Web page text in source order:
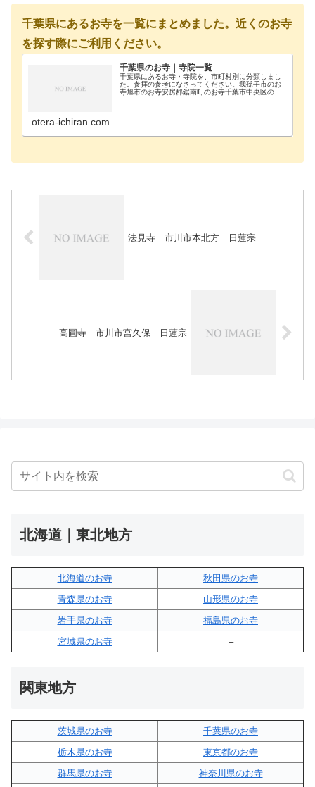
千葉県にあるお寺を一覧にまとめました。近くのお寺
を探す際にご利用ください。
千葉県のお寺｜寺院一覧
千葉県にあるお寺・寺院を、市町村別に分類しまし
た。参拝の参考になさってください。我孫子市のお
寺旭市のお寺安房郡鋸南町のお寺千葉市中央区のお
otera-ichiran.com
法見寺｜市川市本北方｜日蓮宗
高圓寺｜市川市宮久保｜日蓮宗
北海道｜東北地方
北海道のお寺
秋田県のお寺
青森県のお寺
山形県のお寺
岩手県のお寺
福島県のお寺
宮城県のお寺
–
関東地方
茨城県のお寺
千葉県のお寺
栃木県のお寺
東京都のお寺
群馬県のお寺
神奈川県のお寺